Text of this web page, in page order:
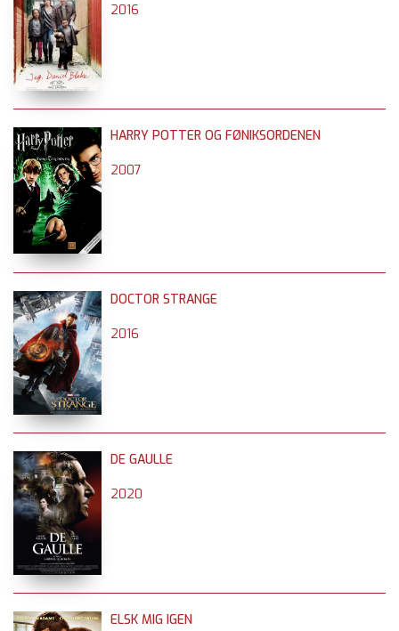
2016
HARRY POTTER OG FØNIKSORDENEN
2007
DOCTOR STRANGE
2016
DE GAULLE
2020
ELSK MIG IGEN